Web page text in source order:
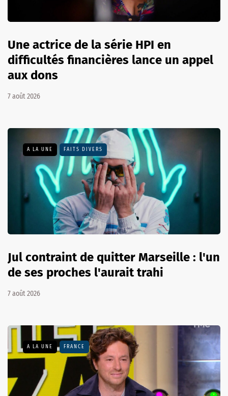
Une actrice de la série HPI en
difficultés financières lance un appel
aux dons
7 août 2026
A LA UNE FAITS DIVERS
Jul contraint de quitter Marseille : l'un
de ses proches l'aurait trahi
7 août 2026
A LA UNE FRANCE